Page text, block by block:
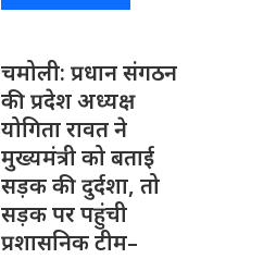
चमोली: प्रधान संगठन
की प्रदेश अध्यक्ष
योगिता रावत ने
मुख्यमंत्री को बताई
सड़क की दुर्दशा, तो
सड़क पर पहुंची
प्रशासनिक टीम–